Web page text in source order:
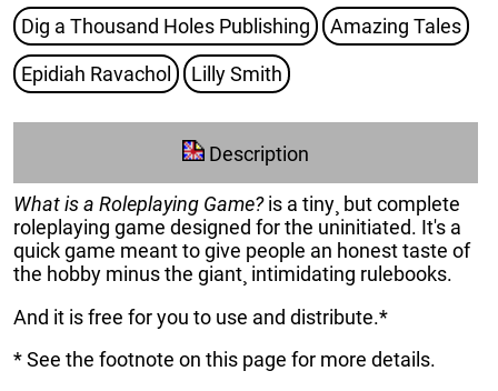
Dig a Thousand Holes Publishing Amazing Tales
Epidiah Ravachol Lilly Smith
Description
What is a Roleplaying Game?is a tiny¸ but complete
roleplaying game designed for the uninitiated. It's a
quick game meant to give people an honest taste of
the hobby minus the giant¸ intimidating rulebooks.
And it is free for you to use and distribute.*
* See the footnote on this page for more details.